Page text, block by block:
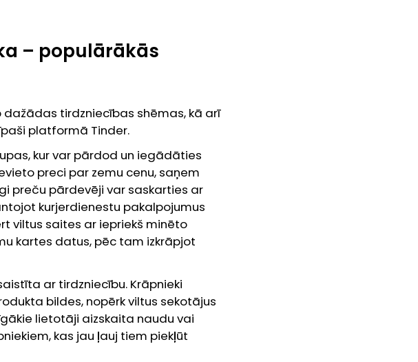
– populārākās
dažādas tirdzniecības shēmas, kā arī
platformā Tinder.
kur var pārdod un iegādāties
preci par zemu cenu, saņem
preču pārdevēji var saskarties ar
kurjerdienestu pakalpojumus
viltus saites ar iepriekš minēto
kartes datus, pēc tam izkrāpjot
ar tirdzniecību. Krāpnieki
bildes, nopērk viltus sekotājus
lietotāji aizskaita naudu vai
kas jau ļauj tiem piekļūt